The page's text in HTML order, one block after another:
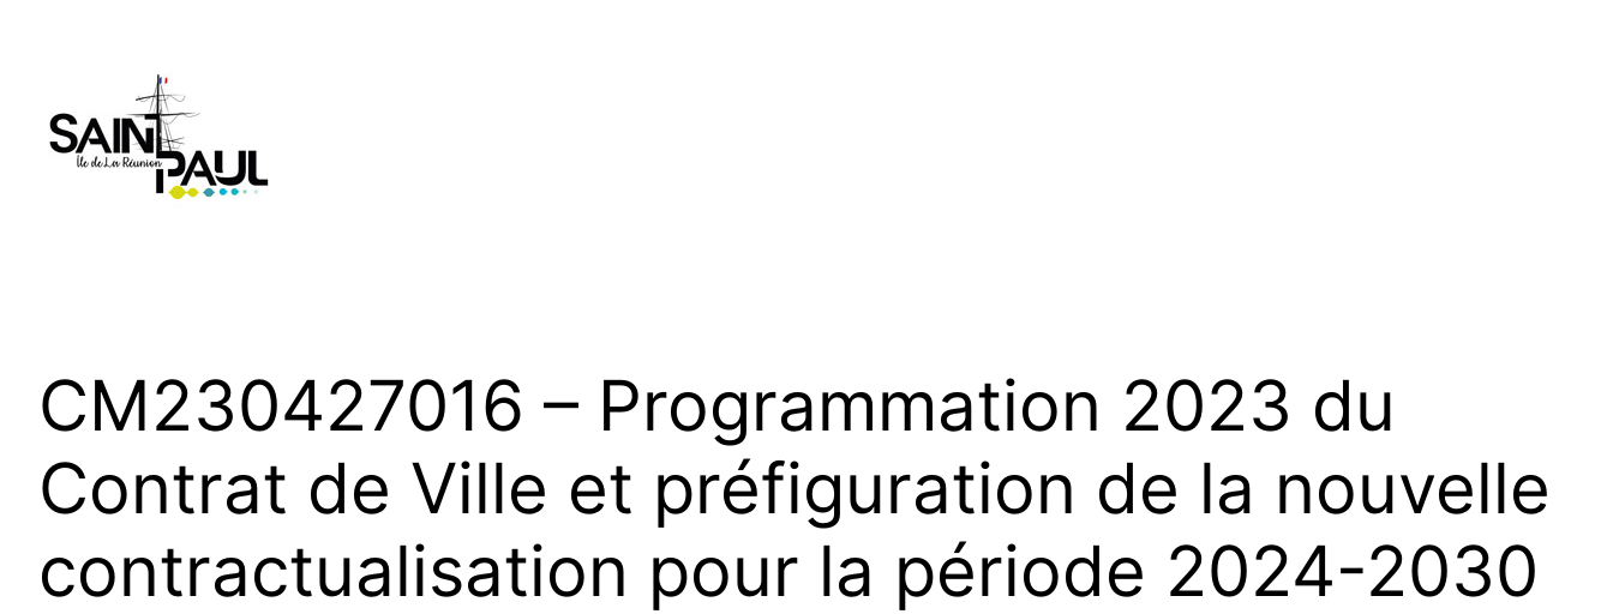
CM230427016 – Programmation 2023 du
Contrat de Ville et préfiguration de la nouvelle
contractualisation pour la période 2024-2030